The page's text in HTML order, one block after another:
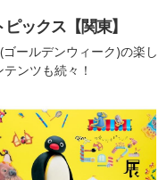
ックス【関東】
ールデンウィーク)の楽し
ンツも続々！